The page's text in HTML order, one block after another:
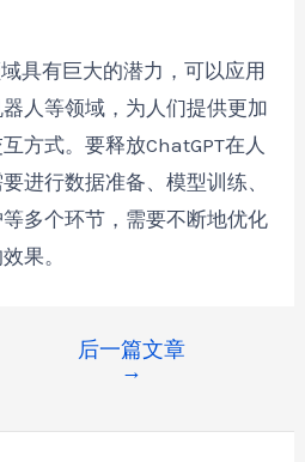
具有巨大的潜力，可以应用
人等领域，为人们提供更加
方式。要释放ChatGPT在人
进行数据准备、模型训练、
多个环节，需要不断地优化
果。
后一篇文章
→